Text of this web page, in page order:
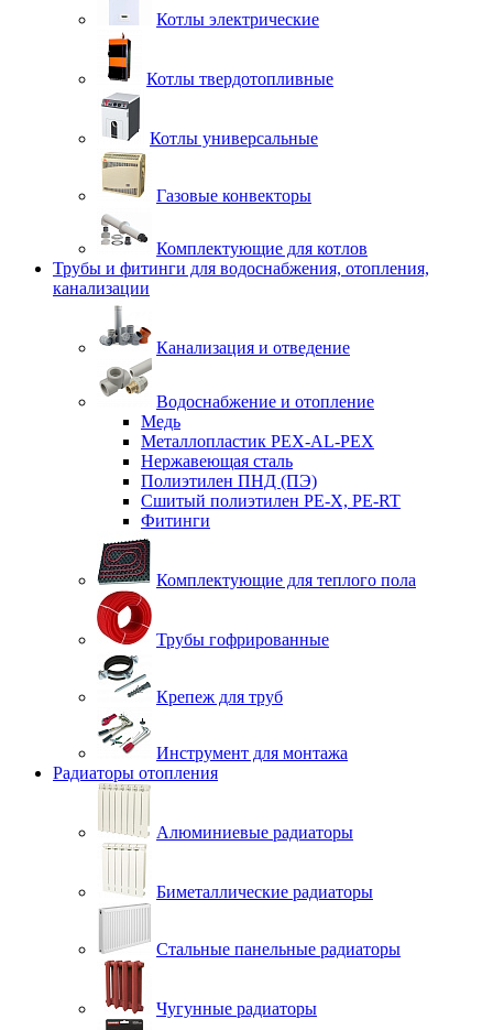
Котлы электрические
Котлы твердотопливные
Котлы универсальные
Газовые конвекторы
Комплектующие для котлов
Трубы и фитинги для водоснабжения, отопления,
канализации
Канализация и отведение
Водоснабжение и отопление
Медь
Металлопластик PEX-AL-PEX
Нержавеющая сталь
Полиэтилен ПНД (ПЭ)
Сшитый полиэтилен PE-X, PE-RT
Фитинги
Комплектующие для теплого пола
Трубы гофрированные
Крепеж для труб
Инструмент для монтажа
Радиаторы отопления
Алюминиевые радиаторы
Биметаллические радиаторы
Стальные панельные радиаторы
Чугунные радиаторы